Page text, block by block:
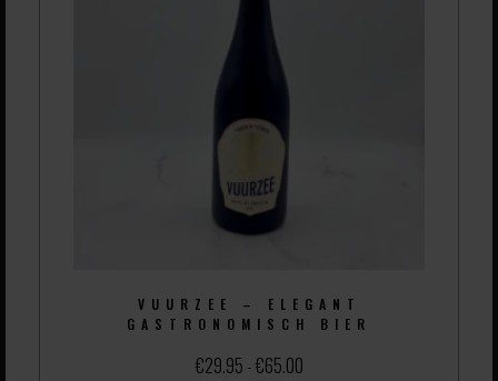
VUURZEE – ELEGANT
GASTRONOMISCH BIER
€29.95 -€65.00